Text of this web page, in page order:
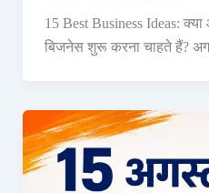
15 Best Business Ideas:
बिजनेस शुरू करना चाहते हैं?